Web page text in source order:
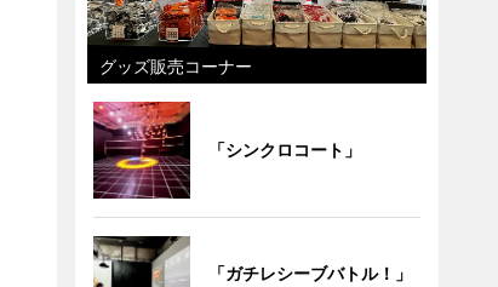
グッズ販売コーナー
「シンクロコート」
「ガチレシーブバトル！」